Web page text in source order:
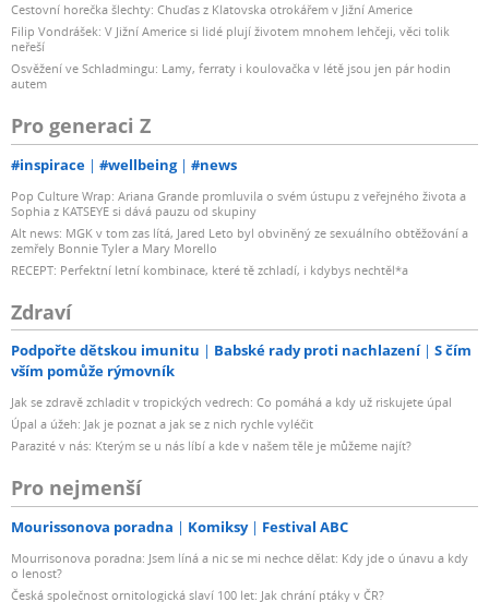
Cestovní horečka šlechty: Chuďas z Klatovska otrokářem v Jižní Americe
Filip Vondrášek: V Jižní Americe si lidé plují životem mnohem lehčeji, věci tolik
neřeší
Osvěžení ve Schladmingu: Lamy, ferraty i koulovačka v létě jsou jen pár hodin
autem
Pro generaci Z
#inspirace #wellbeing #news
Pop Culture Wrap: Ariana Grande promluvila o svém ústupu z veřejného života a
Sophia z KATSEYE si dává pauzu od skupiny
Alt news: MGK v tom zas lítá, Jared Leto byl obviněný ze sexuálního obtěžování a
zemřely Bonnie Tyler a Mary Morello
RECEPT: Perfektní letní kombinace, které tě zchladí, i kdybys nechtěl*a
Zdraví
Podpořte dětskou imunitu Babské rady proti nachlazení
S čím
vším pomůže rýmovník
Jak se zdravě zchladit v tropických vedrech: Co pomáhá a kdy už riskujete úpal
Úpal a úžeh: Jak je poznat a jak se z nich rychle vyléčit
Parazité v nás: Kterým se u nás líbí a kde v našem těle je můžeme najít?
Pro nejmenší
Mourissonova poradna Komiksy Festival ABC
Mourrisonova poradna: Jsem líná a nic se mi nechce dělat: Kdy jde o únavu a kdy
o lenost?
Česká společnost ornitologická slaví 100 let: Jak chrání ptáky v ČR?